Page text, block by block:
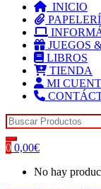
INICIO
JUEGOS
LIBROS
TIENDA
MI
Search for:
0 0,00€
No hay